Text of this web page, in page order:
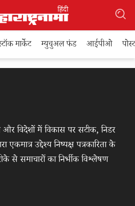
मार्केट म्युचुअल फंड आईपीओ
और विदेशों में विकास पर सटीक, निडर
एकमात्र उद्देश्य निष्पक्ष पत्रकारिता के
से समाचारों का निर्भीक विश्लेषण